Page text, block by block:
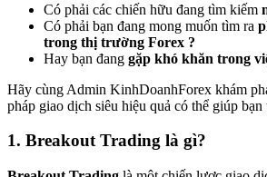
Có phải các chiến hữu đang tìm kiếm
Có phải bạn đang mong muốn tìm ra
trong thị trường Forex ?
Hay bạn đang gặp khó khăn trong
Hãy cùng Admin KinhDoanhForex khám
pháp giao dịch siêu hiệu quả có thể giúp
1. Breakout Trading là gì?